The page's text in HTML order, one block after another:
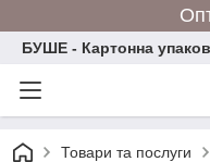
БУШЕ - Картонна
Товари та послуги